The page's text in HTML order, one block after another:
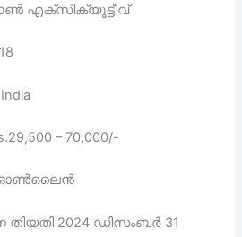
എക്സിക്യൂട്ടീവ്
– 70,000/-
ഓണ്‍ലൈന്‍
2024 ഡിസംബര്‍ 31